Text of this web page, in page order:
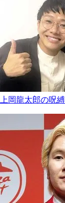
上岡龍太郎の呪